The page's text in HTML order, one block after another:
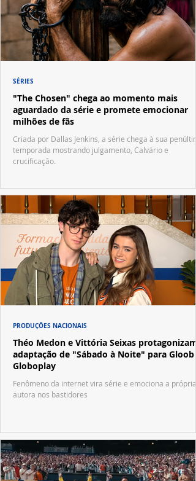
"The Chosen" chega ao momento mais
aguardado da série e promete emocionar
milhões de fãs
Criada por Dallas Jenkins, a série chega à sua
temporada mostrando julgamento, Calvário e
crucificação.
SÉRIES
Théo Medon e Vittória Seixas protagonizam
adaptação de "Sábado à Noite" para Gloob e
Globoplay
Fenômeno da internet vira série e emociona a própria
autora nos bastidores
PRODUÇÕES NACIONAIS